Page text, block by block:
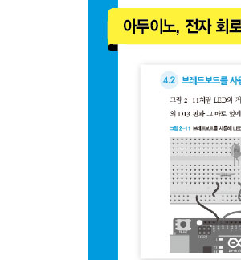
5.2 디지털 입출력
5.3 시리얼 통신
3장 프로그래밍 기초
1 시작하기 전에 알아둘 것
1.1 아두이노는 어떤 방식으
1.2 프로그램 컴파일과 업로
2 C언어 기초 문법을 배워
2.1 공백 문자 사용 방법
2.2 주석 사용 방법